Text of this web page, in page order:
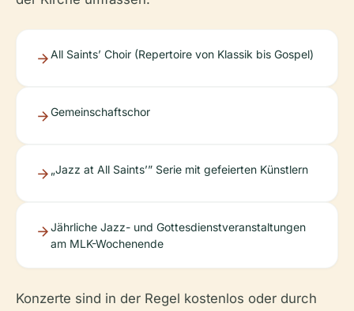
All Saints’ Choir (Repertoire von Klassik bis Gospel)
Gemeinschaftschor
„Jazz at All Saints’” Serie mit gefeierten Künstlern
Jährliche Jazz- und Gottesdienstveranstaltungen
am MLK-Wochenende
Konzerte sind in der Regel kostenlos oder durch